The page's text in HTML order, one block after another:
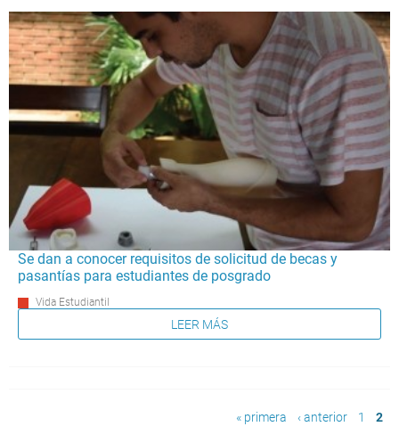
Se dan a conocer requisitos de solicitud de becas y
pasantías para estudiantes de posgrado
Vida Estudiantil
LEER MÁS
« primera ‹ anterior 1 2